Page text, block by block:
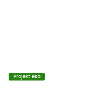
Projekt eko